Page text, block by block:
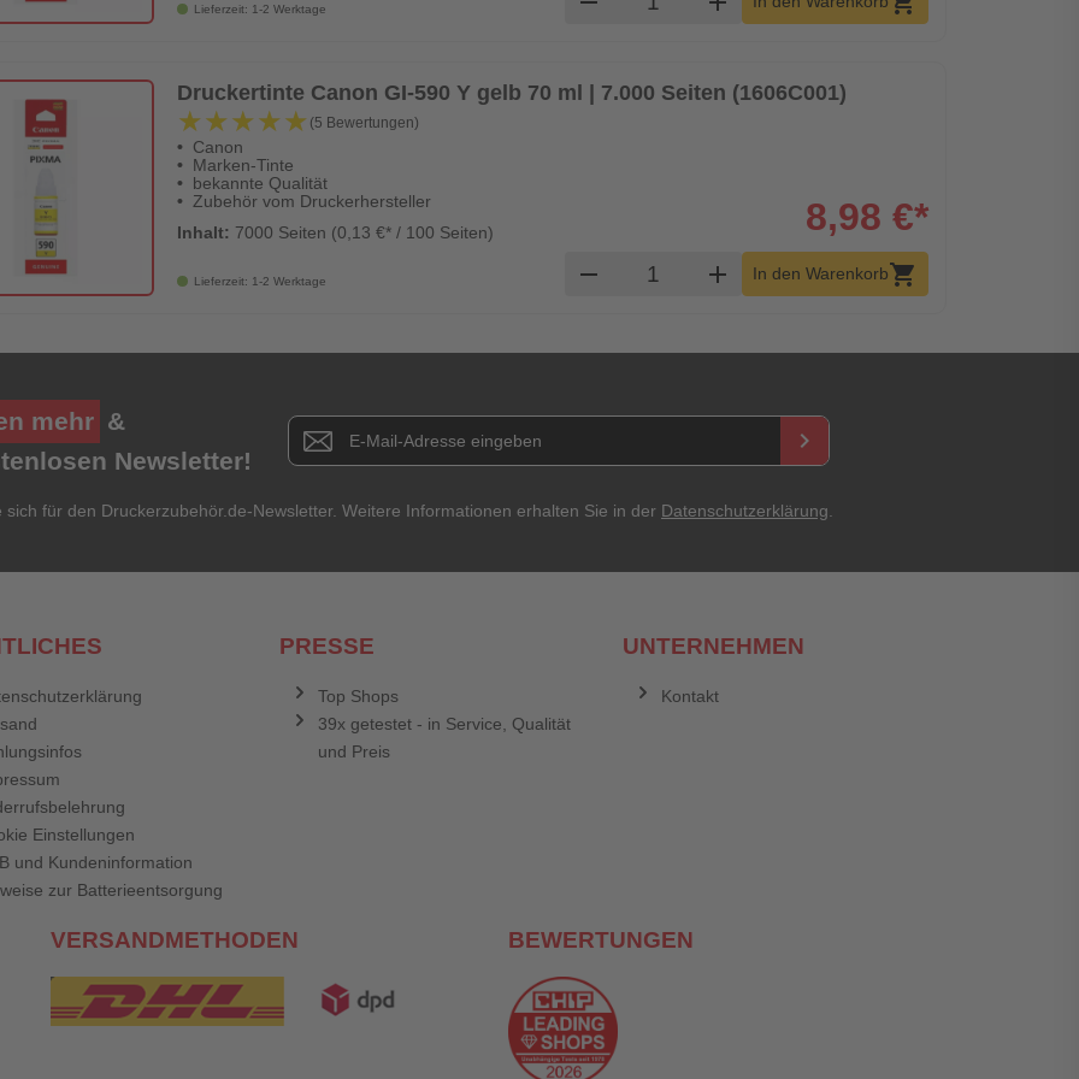
Lieferzeit: 1-2 Werktage
Druckertinte Canon GI-590 Y gelb 70 ml | 7.000 Seiten (1606C001)
★★★★★
★★★★★ (5 Bewertungen)
Canon
Marken-Tinte
bekannte Qualität
Zubehör vom Druckerhersteller
Inhalt: 7000 Seiten (0,13 €* / 100 Seiten)
Lieferzeit: 1-2 Werktage
8,98 €*
remove Produkt Warenkorb Menge
add In den Warenkorbshopping_cart
mehr &
Newsletter!
Newsletter E-Mail Adresse keyboard_arrow_right
für den Druckerzubehör.de-Newsletter. Weitere Informationen erhalten Sie in der Datenschutzerklärung.
Einstellungen
und Kundeninformation
zur Batterieentsorgung
PRESSE
Top Shops
39x getestet - in Service, Qualität
und Preis
UNTERNEHMEN
Kontakt
VERSANDMETHODEN BEWERTUNGEN